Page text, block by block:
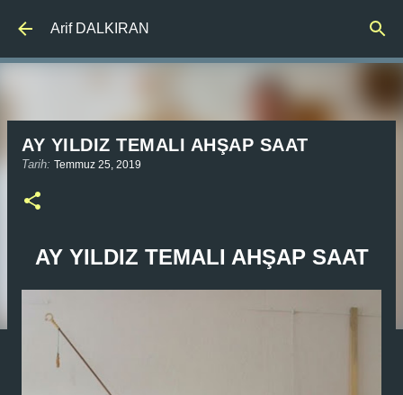
Arif DALKIRAN
AY YILDIZ TEMALI AHŞAP SAAT
Tarih: Temmuz 25, 2019
AY YILDIZ TEMALI AHŞAP SAAT